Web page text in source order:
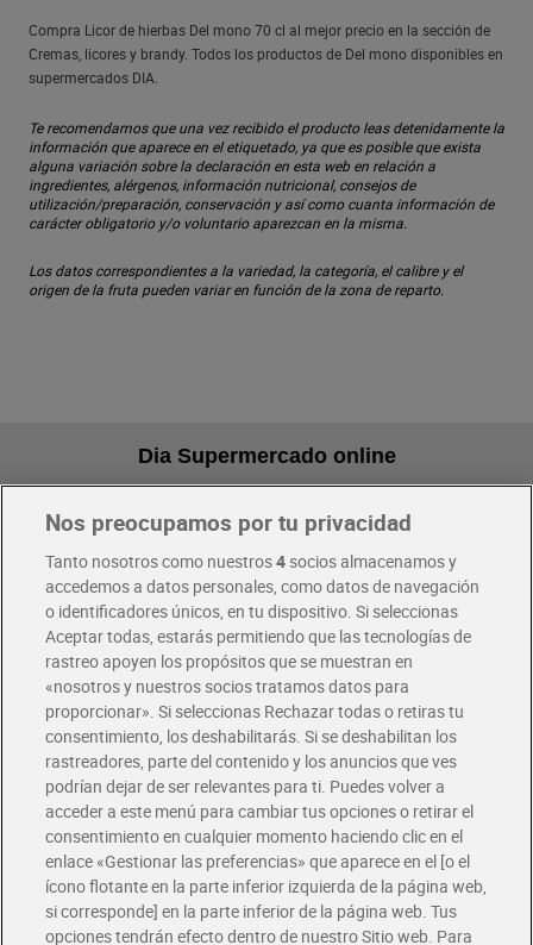
Compra Licor de hierbas Del mono 70 cl al mejor precio en la sección de
Cremas, licores y brandy. Todos los productos de Del mono disponibles en
supermercados DIA.
Te recomendamos que una vez recibido el producto leas detenidamente la
información que aparece en el etiquetado, ya que es posible que exista
alguna variación sobre la declaración en esta web en relación a
ingredientes, alérgenos, información nutricional, consejos de
utilización/preparación, conservación y así como cuanta información de
carácter obligatorio y/o voluntario aparezcan en la misma.
Los datos correspondientes a la variedad, la categoría, el calibre y el
origen de la fruta pueden variar en función de la zona de reparto.
Dia Supermercado online
Pide hoy, recibe hoy
Envío gratis por compras superiores a 100€
Envío estandar por 4,99€
Glovo y Uber Eats
Solicita tu factura de Glovo o Uber Eats
Únete al CLUB Dia
Disfruta las ventajas y ofertas exclusivas.
Descárgate la APP Dia
Folletos y Tiendas
Descubre las mejores ofertas y busca tu tienda más cercana
Nos preocupamos por tu privacidad
Tanto nosotros como nuestros4socios almacenamos y
accedemos a datos personales, como datos de navegación
o identificadores únicos, en tu dispositivo. Si seleccionas
Aceptar todas, estarás permitiendo que las tecnologías de
rastreo apoyen los propósitos que se muestran en
«nosotros y nuestros socios tratamos datos para
proporcionar». Si seleccionas Rechazar todas o retiras tu
consentimiento, los deshabilitarás. Si se deshabilitan los
rastreadores, parte del contenido y los anuncios que ves
podrían dejar de ser relevantes para ti. Puedes volver a
acceder a este menú para cambiar tus opciones o retirar el
consentimiento en cualquier momento haciendo clic en el
enlace «Gestionar las preferencias» que aparece en el [o el
ícono flotante en la parte inferior izquierda de la página web,
si corresponde] en la parte inferior de la página web. Tus
opciones tendrán efecto dentro de nuestro Sitio web. Para